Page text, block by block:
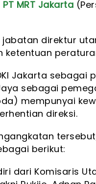
PT MRT Jakarta
direktur
ketentuan
Jakarta
sebagai
mempunyai
direksi.
berikut:
dari Komisaris